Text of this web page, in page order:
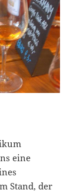
eine
Stand, der